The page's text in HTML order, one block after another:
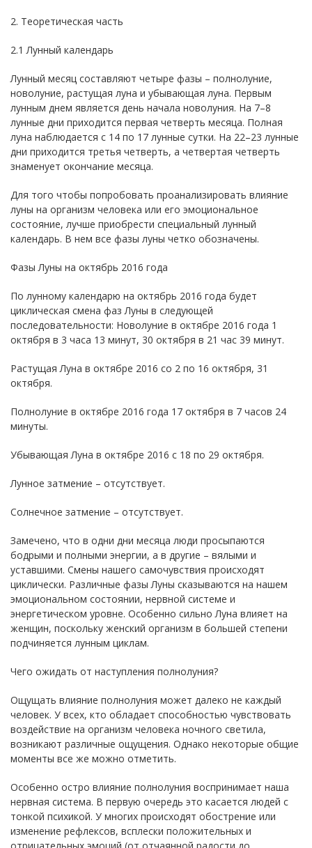
2. Теоретическая часть
2.1 Лунный календарь
Лунный месяц составляют четыре фазы – полнолуние,
новолуние, растущая луна и убывающая луна. Первым
лунным днем является день начала новолуния. На 7–8
лунные дни приходится первая четверть месяца. Полная
луна наблюдается с 14 по 17 лунные сутки. На 22–23 лунные
дни приходится третья четверть, а четвертая четверть
знаменует окончание месяца.
Для того чтобы попробовать проанализировать влияние
луны на организм человека или его эмоциональное
состояние, лучше приобрести специальный лунный
календарь. В нем все фазы луны четко обозначены.
Фазы Луны на октябрь 2016 года
По лунному календарю на октябрь 2016 года будет
циклическая смена фаз Луны в следующей
последовательности: Новолуние в октябре 2016 года 1
октября в 3 часа 13 минут, 30 октября в 21 час 39 минут.
Растущая Луна в октябре 2016 со 2 по 16 октября, 31
октября.
Полнолуние в октябре 2016 года 17 октября в 7 часов 24
минуты.
Убывающая Луна в октябре 2016 с 18 по 29 октября.
Лунное затмение – отсутствует.
Солнечное затмение – отсутствует.
Замечено, что в одни дни месяца люди просыпаются
бодрыми и полными энергии, а в другие – вялыми и
уставшими. Смены нашего самочувствия происходят
циклически. Различные фазы Луны сказываются на нашем
эмоциональном состоянии, нервной системе и
энергетическом уровне. Особенно сильно Луна влияет на
женщин, поскольку женский организм в большей степени
подчиняется лунным циклам.
Чего ожидать от наступления полнолуния?
Ощущать влияние полнолуния может далеко не каждый
человек. У всех, кто обладает способностью чувствовать
воздействие на организм человека ночного светила,
возникают различные ощущения. Однако некоторые общие
моменты все же можно отметить.
Особенно остро влияние полнолуния воспринимает наша
нервная система. В первую очередь это касается людей с
тонкой психикой. У многих происходят обострение или
изменение рефлексов, всплески положительных и